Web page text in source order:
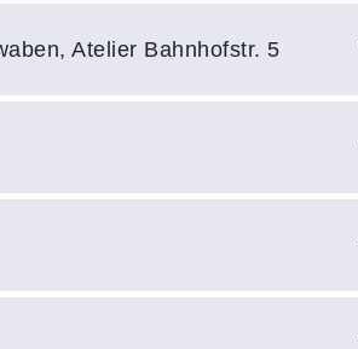
Atelier Bahnhofstr. 5